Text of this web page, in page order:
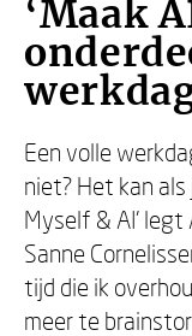
‘Maak
Een volle
niet? Het kan als
Myself & AI’
Sanne
tijd die ik
meer te